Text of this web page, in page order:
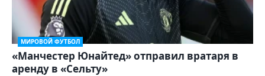
МИРОВОЙ ФУТБОЛ
«Манчестер Юнайтед» отправил вратаря в
аренду в «Сельту»